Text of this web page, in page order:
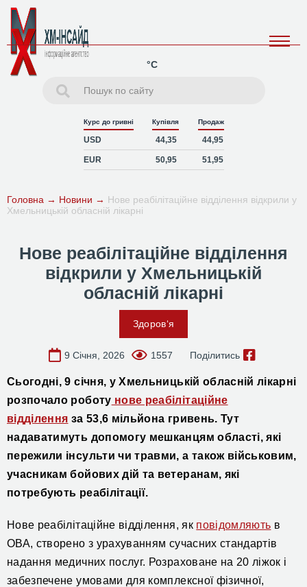
°C
Курс до гривні Купівля Продаж
USD 44,35 44,95
EUR 50,95 51,95
Головна → Новини → Нове реабілітаційне відділення відкрили у
Хмельницькій обласній лікарні
Нове реабілітаційне відділення
відкрили у Хмельницькій
обласній лікарні
Здоров‘я
9 Січня, 2026 1557 Поділитись
Сьогодні, 9 січня, у Хмельницькій обласній лікарні
розпочало роботу нове реабілітаційне
відділення за 53,6 мільйона гривень. Тут
надаватимуть допомогу мешканцям області, які
пережили інсульти чи травми, а також військовим,
учасникам бойових дій та ветеранам, які
потребують реабілітації.
Нове реабілітаційне відділення, як повідомляють в
ОВА, створено з урахуванням сучасних стандартів
надання медичних послуг. Розраховане на 20 ліжок і
забезпечене умовами для комплексної фізичної,